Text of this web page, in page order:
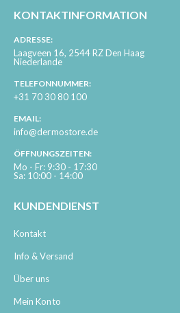
KONTAKTINFORMATION
ADRESSE:
Laagveen 16, 2544 RZ Den Haag
Niederlande
TELEFONNUMMER:
+31 70 30 80 100
EMAIL:
info@dermostore.de
ÖFFNUNGSZEITEN:
Mo - Fr: 9:30 - 17:30
Sa: 10:00 - 14:00
KUNDENDIENST
Kontakt
Info & Versand
Über uns
Mein Konto